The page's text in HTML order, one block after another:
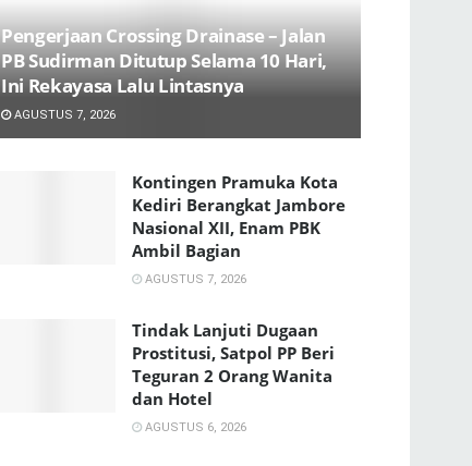
Pengerjaan Crossing Drainase – Jalan
PB Sudirman Ditutup Selama 10 Hari,
Ini Rekayasa Lalu Lintasnya
AGUSTUS 7, 2026
Kontingen Pramuka Kota
Kediri Berangkat Jambore
Nasional XII, Enam PBK
Ambil Bagian
AGUSTUS 7, 2026
Tindak Lanjuti Dugaan
Prostitusi, Satpol PP Beri
Teguran 2 Orang Wanita
dan Hotel
AGUSTUS 6, 2026